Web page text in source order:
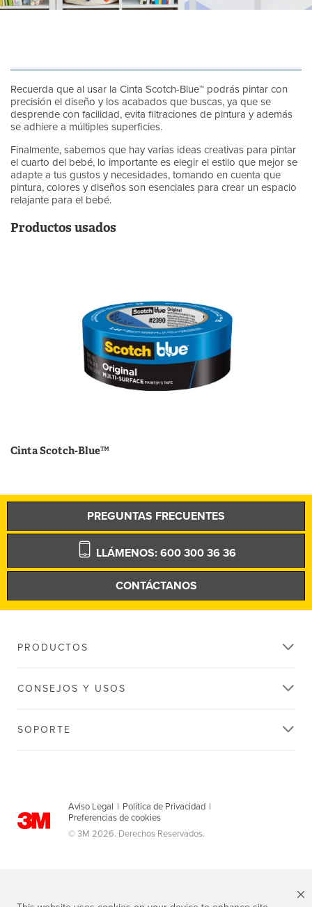
Recuerda que al usar la Cinta Scotch-Blue™ podrás pintar con
precisión el diseño y los acabados que buscas, ya que se
desprende con facilidad, evita filtraciones de pintura y además
se adhiere a múltiples superficies.
Finalmente, sabemos que hay varias ideas creativas para pintar
el cuarto del bebé, lo importante es elegir el estilo que mejor se
adapte a tus gustos y necesidades, tomando en cuenta que
pintura, colores y diseños son esenciales para crear un espacio
relajante para el bebé.
Productos usados
Cinta Scotch-Blue™
PREGUNTAS FRECUENTES
LLÁMENOS: 600 300 36 36
CONTÁCTANOS
PRODUCTOS
CONSEJOS Y USOS
SOPORTE
Aviso Legal | Política de Privacidad |
Preferencias de cookies
© 3M 2026. Derechos Reservados.